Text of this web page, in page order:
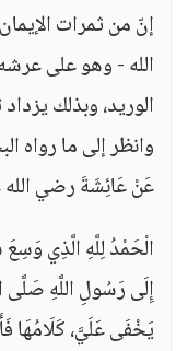
إنّ من ثمرات
الله - وهو على
الوريد، وبذلك
وانظر إلى ما رواه
عَنْ عَائِشَةَ رضي الله
الْحَمْدُ لِلَّهِ الَّذِي
إِلَى رَسُولِ اللَّهِ صَلَّى
يَخْفَى عَلَيَّ، كَلَامُهَا